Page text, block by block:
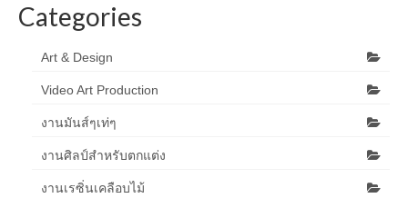
Categories
Art & Design
Video Art Production
งานมันส์ๆเท่ๆ
งานศิลป์สำหรับตกแต่ง
งานเรซิ่นเคลือบไม้